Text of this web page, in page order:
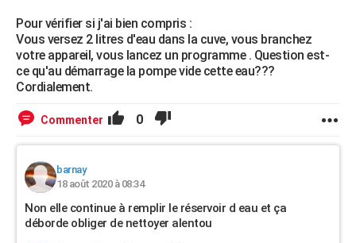
Pour vérifier si j'ai bien compris :
Vous versez 2 litres d'eau dans la cuve, vous branchez
votre appareil, vous lancez un programme . Question est-
ce qu'au démarrage la pompe vide cette eau???
Cordialement.
Commenter 0
barnay
18 août 2020 à 08:34
Non elle continue à remplir le réservoir d eau et ça
déborde obliger de nettoyer alentou